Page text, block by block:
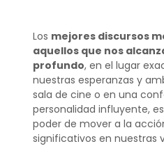
Los mejores discursos
aquellos que nos
profundo, en el lugar
nuestras esperanzas y
sala de cine o en una
personalidad influyente,
poder de mover a la
significativos en nuestras